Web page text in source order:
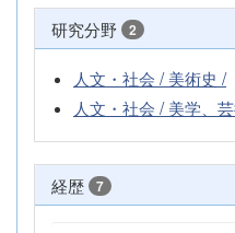
研究分野 2
人文・社会 / 美術史 /
人文・社会 / 美学、
経歴 7